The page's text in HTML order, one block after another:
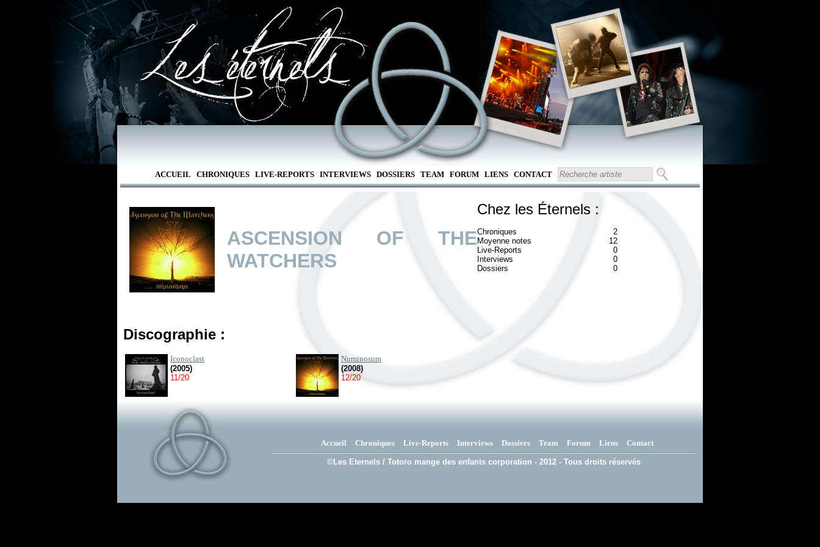
ACCUEIL CHRONIQUES LIVE-REPORTS INTERVIEWS DOSSIERS TEAM FORUM LIENS CONTACT
ASCENSION OF THE
WATCHERS
Chez les Éternels :
Chroniques
2
Moyenne notes
12
Live-Reports
0
Interviews
0
Dossiers
0
Discographie :
Iconoclast
(2005)
11/20
Numinosum
(2008)
12/20
Accueil Chroniques Live-Reports Interviews Dossiers Team Forum Liens Contact
©Les Eternels / Totoro mange des enfants corporation - 2012 - Tous droits réservés